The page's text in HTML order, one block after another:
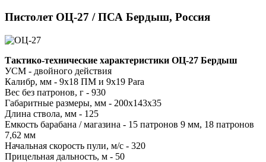
Пистолет ОЦ-27 / ПСА Бердыш, Россия
Тактико-технические характеристики ОЦ-27 Бердыш
УСМ - двойного действия
Калибр, мм - 9х18 ПМ и 9х19 Para
Вес без патронов, г - 930
Габаритные размеры, мм - 200x143x35
Длина ствола, мм - 125
Емкость барабана / магазина - 15 патронов 9 мм, 18 патронов
7,62 мм
Начальная скорость пули, м/с - 320
Прицельная дальность, м - 50